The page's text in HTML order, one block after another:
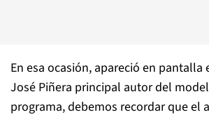
En esa ocasión, apareció en pantalla
José Piñera principal autor del
programa, debemos recordar que el